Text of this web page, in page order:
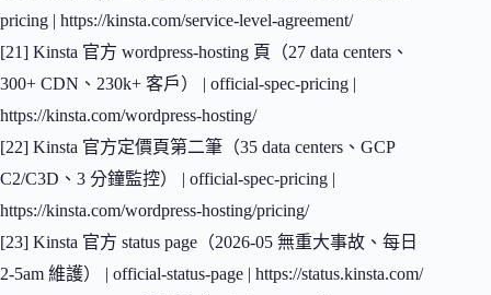
pricing | https://kinsta.com/service-level-agreement/
[21] Kinsta 官方 wordpress-hosting 頁（27 data centers、
300+ CDN、230k+ 客戶） | official-spec-pricing |
https://kinsta.com/wordpress-hosting/
[22] Kinsta 官方定價頁第二筆（35 data centers、GCP
C2/C3D、3 分鐘監控） | official-spec-pricing |
https://kinsta.com/wordpress-hosting/pricing/
[23] Kinsta 官方 status page（2026-05 無重大事故、每日
2-5am 維護） | official-status-page | https://status.kinsta.com/